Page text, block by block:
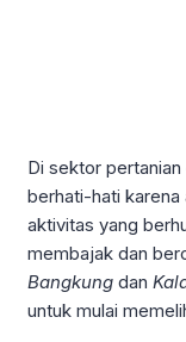
Di sektor
berhati-hati karena
aktivitas yang
membajak dan
Bangkung dan
untuk mulai